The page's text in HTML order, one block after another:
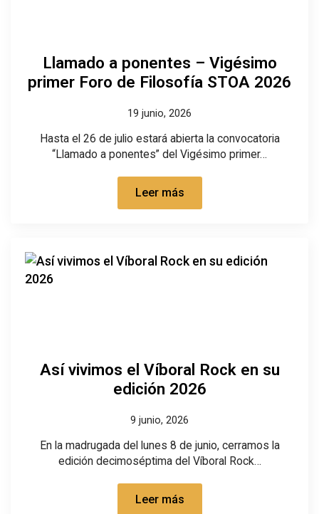
Llamado a ponentes – Vigésimo
primer Foro de Filosofía STOA 2026
19 junio, 2026
Hasta el 26 de julio estará abierta la convocatoria
“Llamado a ponentes” del Vigésimo primer…
Leer más
Así vivimos el Víboral Rock en su
edición 2026
9 junio, 2026
En la madrugada del lunes 8 de junio, cerramos la
edición decimoséptima del Víboral Rock…
Leer más